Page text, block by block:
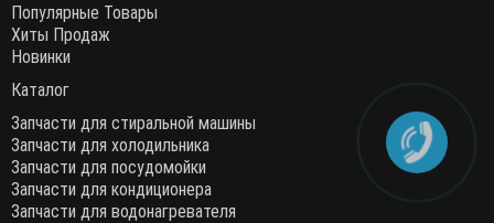
Популярные Товары
Хиты Продаж
Новинки
Каталог
Запчасти для стиральной машины
Запчасти для холодильника
Запчасти для посудомойки
Запчасти для кондиционера
Запчасти для водонагревателя